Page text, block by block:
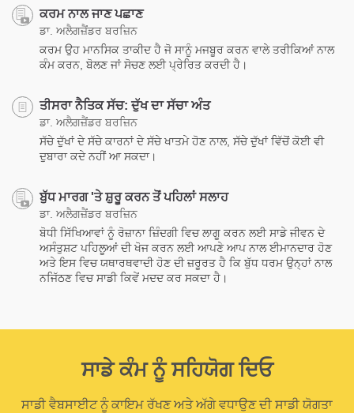
ਕਰਮ ਨਾਲ ਜਾਣ ਪਛਾਣ
ਡਾ. ਅਲੈਗਜ਼ੈਂਡਰ ਬਰਜ਼ਿਨ
ਕਰਮ ਉਹ ਮਾਨਸਿਕ ਤਾਕੀਦ ਹੈ ਜੋ ਸਾਨੂੰ ਮਜਬੂਰ ਕਰਨ ਵਾਲੇ ਤਰੀਕਿਆਂ ਨਾਲ
ਕੰਮ ਕਰਨ, ਬੋਲਣ ਜਾਂ ਸੋਚਣ ਲਈ ਪ੍ਰੇਰਿਤ ਕਰਦੀ ਹੈ।
ਤੀਸਰਾ ਨੈਤਿਕ ਸੱਚ: ਦੁੱਖ ਦਾ ਸੱਚਾ ਅੰਤ
ਡਾ. ਅਲੈਗਜ਼ੈਂਡਰ ਬਰਜ਼ਿਨ
ਸੱਚੇ ਦੁੱਖਾਂ ਦੇ ਸੱਚੇ ਕਾਰਨਾਂ ਦੇ ਸੱਚੇ ਖਾਤਮੇ ਹੋਣ ਨਾਲ, ਸੱਚੇ ਦੁੱਖਾਂ ਵਿੱਚੋਂ ਕੋਈ ਵੀ
ਦੁਬਾਰਾ ਕਦੇ ਨਹੀਂ ਆ ਸਕਦਾ।
ਬੁੱਧ ਮਾਰਗ 'ਤੇ ਸ਼ੁਰੂ ਕਰਨ ਤੋਂ ਪਹਿਲਾਂ ਸਲਾਹ
ਡਾ. ਅਲੈਗਜ਼ੈਂਡਰ ਬਰਜ਼ਿਨ
ਬੋਧੀ ਸਿੱਖਿਆਵਾਂ ਨੂੰ ਰੋਜ਼ਾਨਾ ਜ਼ਿੰਦਗੀ ਵਿਚ ਲਾਗੂ ਕਰਨ ਲਈ ਸਾਡੇ ਜੀਵਨ ਦੇ
ਅਸੰਤੁਸ਼ਟ ਪਹਿਲੂਆਂ ਦੀ ਖੋਜ ਕਰਨ ਲਈ ਆਪਣੇ ਆਪ ਨਾਲ ਈਮਾਨਦਾਰ ਹੋਣ
ਅਤੇ ਇਸ ਵਿਚ ਯਥਾਰਥਵਾਦੀ ਹੋਣ ਦੀ ਜ਼ਰੂਰਤ ਹੈ ਕਿ ਬੁੱਧ ਧਰਮ ਉਨ੍ਹਾਂ ਨਾਲ
ਨਜਿੱਠਣ ਵਿਚ ਸਾਡੀ ਕਿਵੇਂ ਮਦਦ ਕਰ ਸਕਦਾ ਹੈ।
ਸਾਡੇ ਕੰਮ ਨੂੰ ਸਹਿਯੋਗ ਦਿਓ
ਸਾਡੀ ਵੈਬਸਾਈਟ ਨੂੰ ਕਾਇਮ ਰੱਖਣ ਅਤੇ ਅੱਗੇ ਵਧਾਉਣ ਦੀ ਸਾਡੀ ਯੋਗਤਾ